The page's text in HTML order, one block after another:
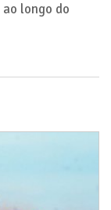
longo do